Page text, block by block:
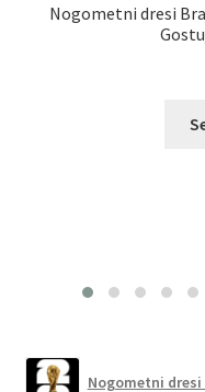
Nogometni dresi
Nogometni dresi